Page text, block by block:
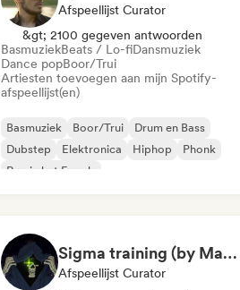
Afspeellijst Curator
&gt; 2100 gegeven antwoorden
BasmuziekBeats / Lo-fiDansmuziek
Dance popBoor/Trui
Artiesten toevoegen aan mijn Spotify-
afspeellijst(en)
Basmuziek Boor/Trui
Drum en Bass
Dubstep
Elektronica Hiphop
Phonk
Rap in het Engels
Sigma training (by Mastery Gallery)
Afspeellijst Curator